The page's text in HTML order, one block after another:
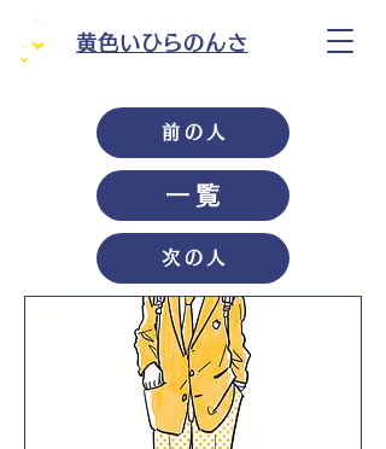
黄色いひらのんさ
前の人
一覧
次の人